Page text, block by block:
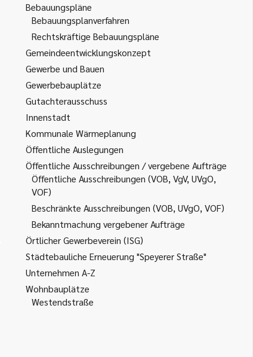
Bebauungspläne
Bebauungsplanverfahren
Rechtskräftige Bebauungspläne
Gemeindeentwicklungskonzept
Gewerbe und Bauen
Gewerbebauplätze
Gutachterausschuss
Innenstadt
Kommunale Wärmeplanung
Öffentliche Auslegungen
Öffentliche Ausschreibungen / vergebene Aufträge
Öffentliche Ausschreibungen (VOB, VgV, UVgO,
VOF)
Beschränkte Ausschreibungen (VOB, UVgO, VOF)
Bekanntmachung vergebener Aufträge
Örtlicher Gewerbeverein (ISG)
Städtebauliche Erneuerung "Speyerer Straße"
Unternehmen A-Z
Wohnbauplätze
Westendstraße